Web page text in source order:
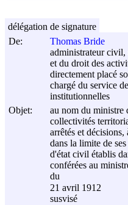
De:
Thomas Bride
administrateur
et du droit des
directement placé
chargé du service
institutionnelles
Objet:
au nom du ministre
collectivités
arrêtés et
dans la limite de
d'état civil établis
conférées au
du
21 avril 1912
susvisé
délégation de signature